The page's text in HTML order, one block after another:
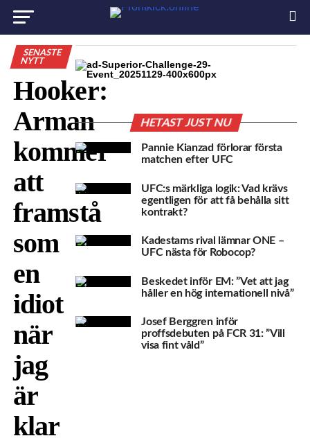
SENASTE
NYTT
Hooker:
Arman
kommer
att
framstå
som
en
idiot
när
jag
är
klar
HETAST JUST NU
Pannie Kianzad förlorar första
matchen efter UFC
UFC:s märkliga logik: Vad krävs
egentligen för att få behålla sitt
kontrakt?
Kadestams rival lämnar ONE –
UFC nästa för Robocop?
Beskedet inför EM: ”Vet att jag
håller en hög internationell nivå”
Josef Berggren inför
proffsdebuten på FCR 31: ”Vill
visa fint våld”